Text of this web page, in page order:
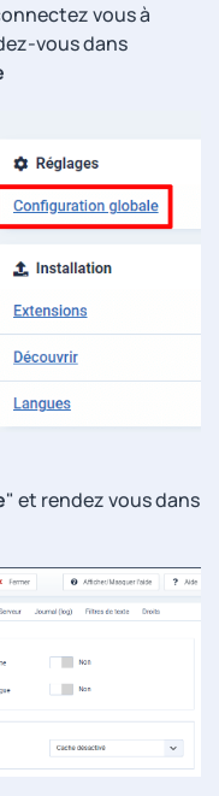
vous à
vous dans
" et rendez vous dans